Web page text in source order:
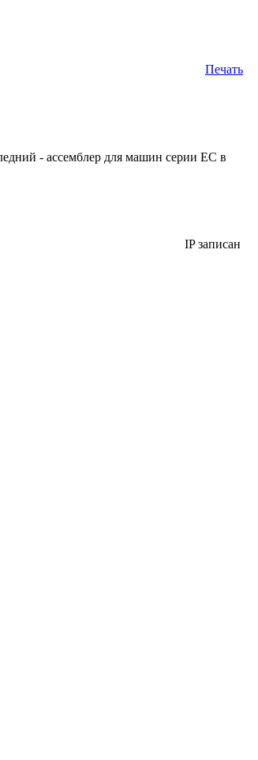
Печать
- ассемблер для машин серии ЕС в
IP записан